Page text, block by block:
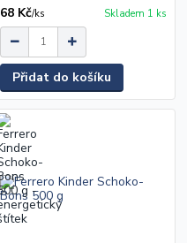
68 Kč/ks Skladem 1 ks
Přidat do košíku